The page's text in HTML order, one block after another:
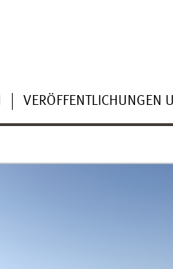
VERÖFFENTLICHUNGEN